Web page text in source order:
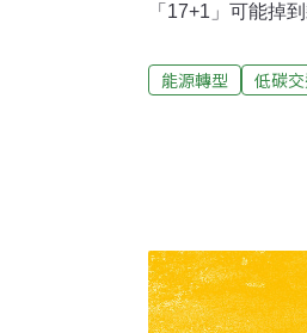
「17+1」可能掉
處，增加雙方投資
對台灣人來說，這
訪塔林，想要找到
能源轉型 低碳